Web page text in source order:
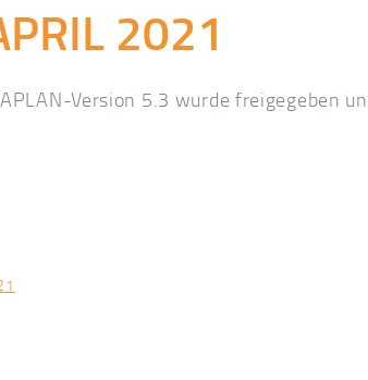
2021
Version 5.3 wurde freigegeben